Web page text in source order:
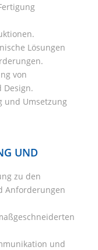
Lösungen
von
Design.
und Umsetzung
UND
zu den
Anforderungen
und